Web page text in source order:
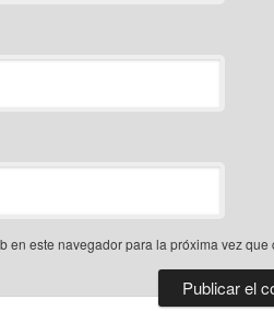
en este navegador para la próxima vez que